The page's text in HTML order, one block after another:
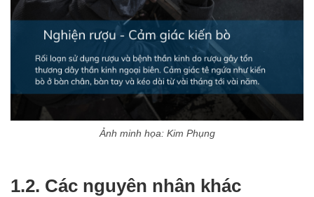
Ảnh minh họa: Kim Phụng
1.2. Các nguyên nhân khác